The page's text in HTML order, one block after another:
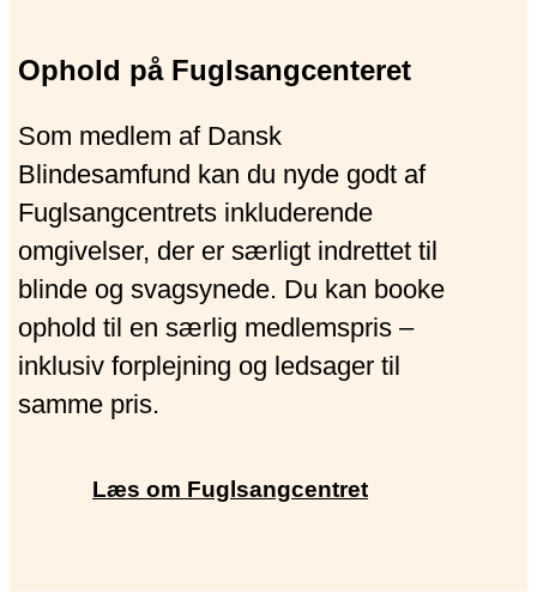
Ophold på Fuglsangcenteret
Som medlem af Dansk
Blindesamfund kan du nyde godt af
Fuglsangcentrets inkluderende
omgivelser, der er særligt indrettet til
blinde og svagsynede. Du kan booke
ophold til en særlig medlemspris –
inklusiv forplejning og ledsager til
samme pris.
Læs om Fuglsangcentret